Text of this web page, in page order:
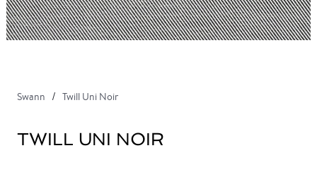
Swann Twill Uni Noir
TWILL UNI NOIR